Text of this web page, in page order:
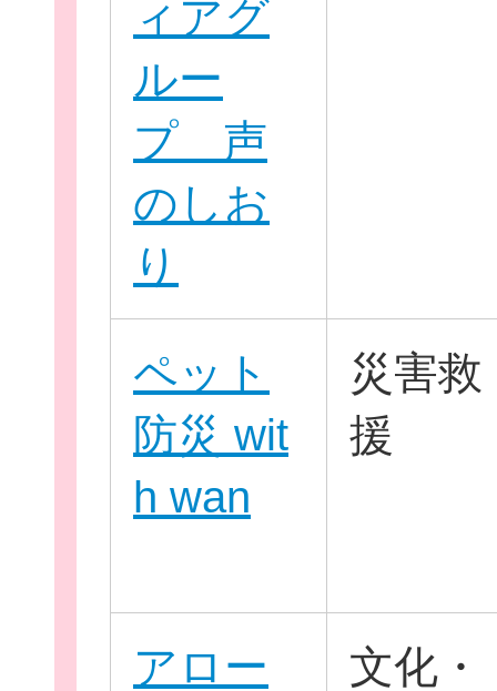
ィアグ
ルー
プ 声
のしお
り
ペット
防災 wit
h wan
災害救
援
アロー
文化・